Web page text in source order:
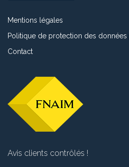
Mentions légales
Politique de protection des
Contact
Avis clients contrôlés !